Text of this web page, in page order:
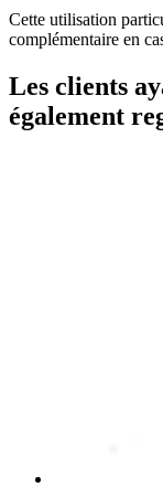
Cette utilisation
complémentaire en
Les clients
également